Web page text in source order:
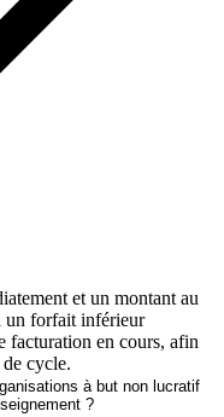
et un montant au
un forfait inférieur
facturation en cours, afin
cycle.
à but non lucratif
?